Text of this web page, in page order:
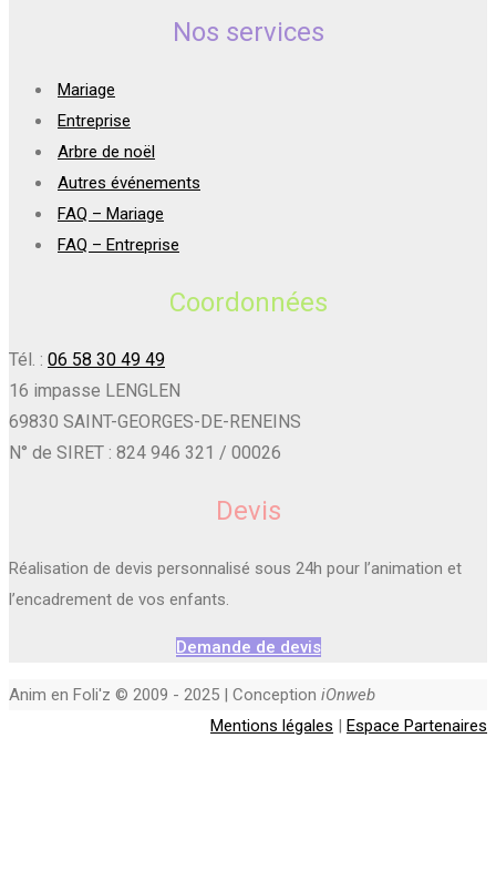
Nos services
Mariage
Entreprise
Arbre de noël
Autres événements
FAQ – Mariage
FAQ – Entreprise
Coordonnées
Tél. : 06 58 30 49 49
16 impasse LENGLEN
69830 SAINT-GEORGES-DE-RENEINS
N° de SIRET : 824 946 321 / 00026
Devis
Réalisation de devis personnalisé sous 24h pour l’animation et
l’encadrement de vos enfants.
Demande de devis
Anim en Foli'z © 2009 - 2025 | Conception iOnweb
Mentions légales | Espace Partenaires